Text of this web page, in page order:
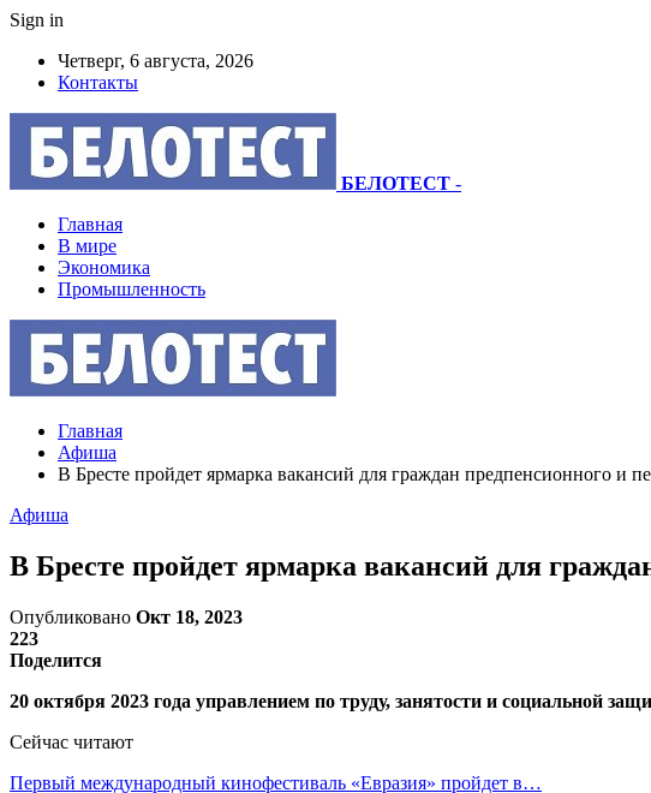
Sign in
Четверг, 6 августа, 2026
Контакты
БЕЛОТЕСТ -
Главная
В мире
Экономика
Промышленность
Главная
Афиша
В Бресте пройдет ярмарка вакансий для граждан предпенсионного и
Афиша
В Бресте пройдет ярмарка вакансий для
Опубликовано Окт 18, 2023
223
Поделится
20 октября 2023 года управлением по труду, занятости и социальной
Сейчас читают
Первый международный кинофестиваль «Евразия» пройдет в…